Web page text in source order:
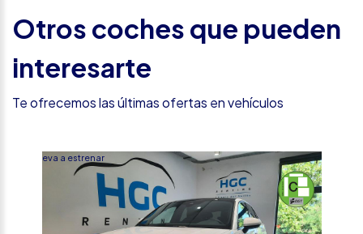
Otros coches que pueden
interesarte
Te ofrecemos las últimas ofertas en vehículos
Nueva a estrenar